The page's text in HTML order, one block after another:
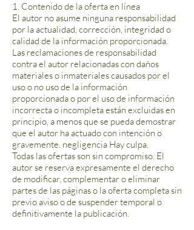
1. Contenido de la oferta en línea
El autor no asume ninguna responsabilidad
por la actualidad, corrección, integridad o
calidad de la información proporcionada.
Las reclamaciones de responsabilidad
contra el autor relacionadas con daños
materiales o inmateriales causados por el
uso o no uso de la información
proporcionada o por el uso de información
incorrecta o incompleta están excluidas en
principio, a menos que se pueda demostrar
que el autor ha actuado con intención o
gravemente. negligencia Hay culpa.
Todas las ofertas son sin compromiso. El
autor se reserva expresamente el derecho
de modificar, complementar o eliminar
partes de las páginas o la oferta completa sin
previo aviso o de suspender temporal o
definitivamente la publicación.